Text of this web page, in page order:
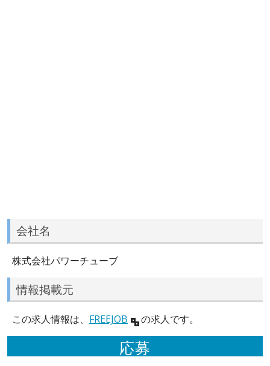
会社名
株式会社パワーチューブ
情報掲載元
この求人情報は、 FREEJOB の求人です。
応募